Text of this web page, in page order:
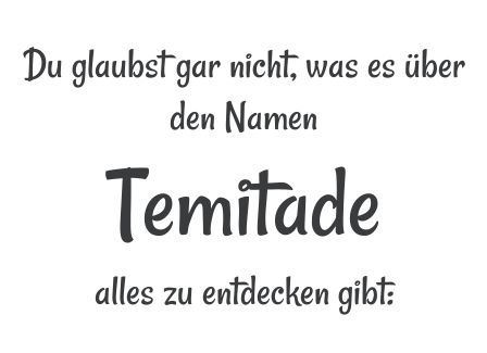
Du glaubst gar nicht, was es über
den Namen
Temitade
alles zu entdecken gibt: